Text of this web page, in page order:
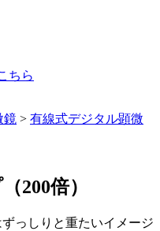
ちら
鏡 > 有線式デジタル顕微
200倍）
っしりと重たいイメージ